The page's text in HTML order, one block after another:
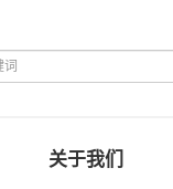
关于我们